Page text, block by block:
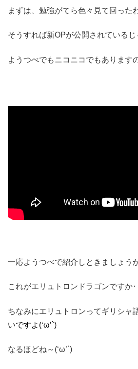
まずは、勉強がてら色々見て回った
そうすれば新OPが公開されているじ
ようつべでもニコニコでもあります
一応ようつべで紹介しときましょう
これがエリュトロンドラゴンですか･
ちなみにエリュトロンってギリシャ
いですよ(‘ω’`)
なるほどね～(‘ω’`)